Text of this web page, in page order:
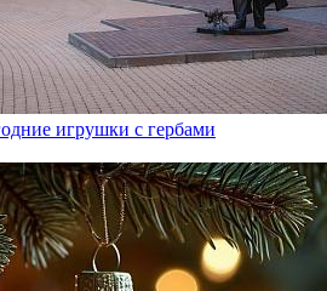
игрушки с гербами